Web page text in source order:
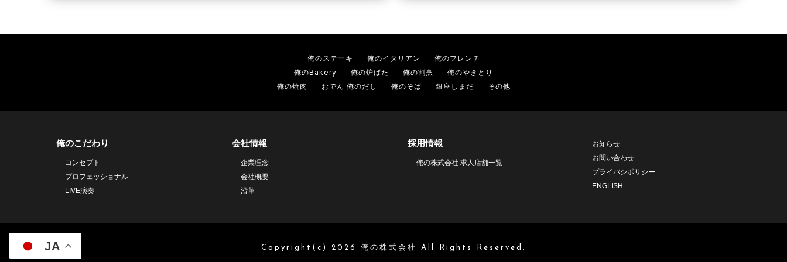
俺のステーキ 俺のイタリアン
俺のフレンチ
俺のBakery
俺の炉ばた 俺の割烹
俺のやきとり
俺の焼肉
おでん 俺のだし 俺のそば 銀座しまだ その他
俺のこだわり
コンセプト
プロフェッショナル
LIVE演奏
会社情報
企業理念
会社概要
沿革
採用情報
俺の株式会社 求人店舗一覧
お知らせ
お問い合わせ
プライバシポリシー
ENGLISH
Copyright(c) 2026 俺の株式会社 All Rights Reserved.
JA